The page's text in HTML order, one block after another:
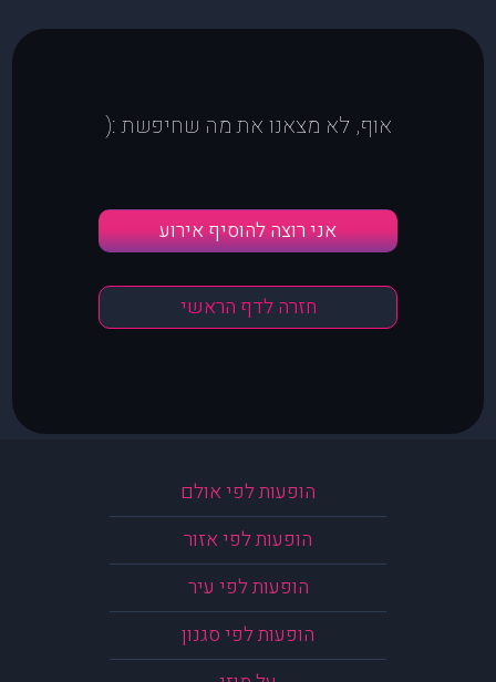
אוף, לא מצאנו את מה שחיפשת :(
אני רוצה להוסיף אירוע
חזרה לדף הראשי
הופעות לפי אולם
הופעות לפי אזור
הופעות לפי עיר
הופעות לפי סגנון